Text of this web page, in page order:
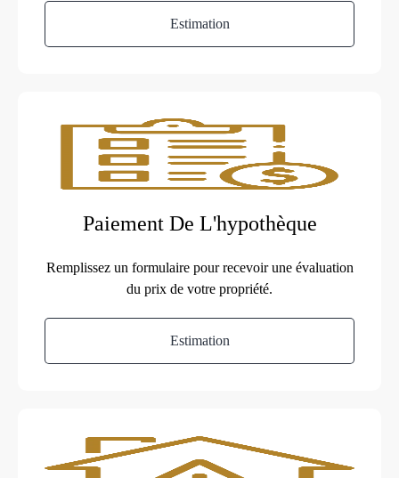
Estimation
Paiement De L'hypothèque
Remplissez un formulaire pour recevoir une évaluation
du prix de votre propriété.
Estimation